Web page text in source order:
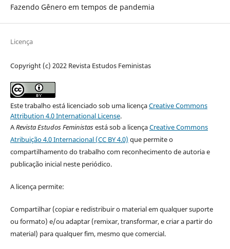
Fazendo Gênero em tempos de pandemia
Licença
Copyright (c) 2022 Revista Estudos Feministas
Este trabalho está licenciado sob uma licençaCreative Commons
Attribution 4.0 International License.
ARevista Estudos Feministasestá sob a licençaCreative Commons
Atribuição 4.0 Internacional (CC BY 4.0) que permite o
compartilhamento do trabalho com reconhecimento de autoria e
publicação inicial neste periódico.
A licença permite:
Compartilhar (copiar e redistribuir o material em qualquer suporte
ou formato) e/ou adaptar (remixar, transformar, e criar a partir do
material) para qualquer fim, mesmo que comercial.